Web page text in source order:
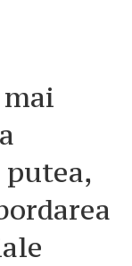
putea,